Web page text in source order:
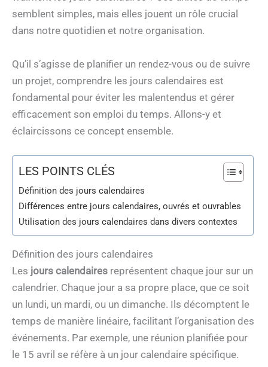
semblent simples, mais elles jouent un rôle crucial
dans notre quotidien et notre organisation.
Qu’il s’agisse de planifier un rendez-vous ou de suivre
un projet, comprendre les jours calendaires est
fondamental pour éviter les malentendus et gérer
efficacement son emploi du temps. Allons-y et
éclaircissons ce concept ensemble.
LES POINTS CLÉS
Définition des jours calendaires
Différences entre jours calendaires, ouvrés et ouvrables
Utilisation des jours calendaires dans divers contextes
Définition des jours calendaires
Les jours calendaires représentent chaque jour sur un
calendrier. Chaque jour a sa propre place, que ce soit
un lundi, un mardi, ou un dimanche. Ils décomptent le
temps de manière linéaire, facilitant l’organisation des
événements. Par exemple, une réunion planifiée pour
le 15 avril se réfère à un jour calendaire spécifique.